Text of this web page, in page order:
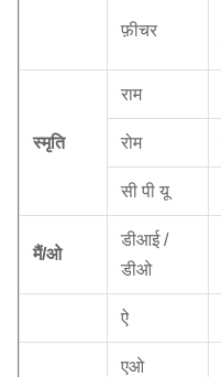
फ़ीचर
स्मृति
राम
रोम
सी पी यू
मैं/ओ
डीआई /
डीओ
ऐ
एओ